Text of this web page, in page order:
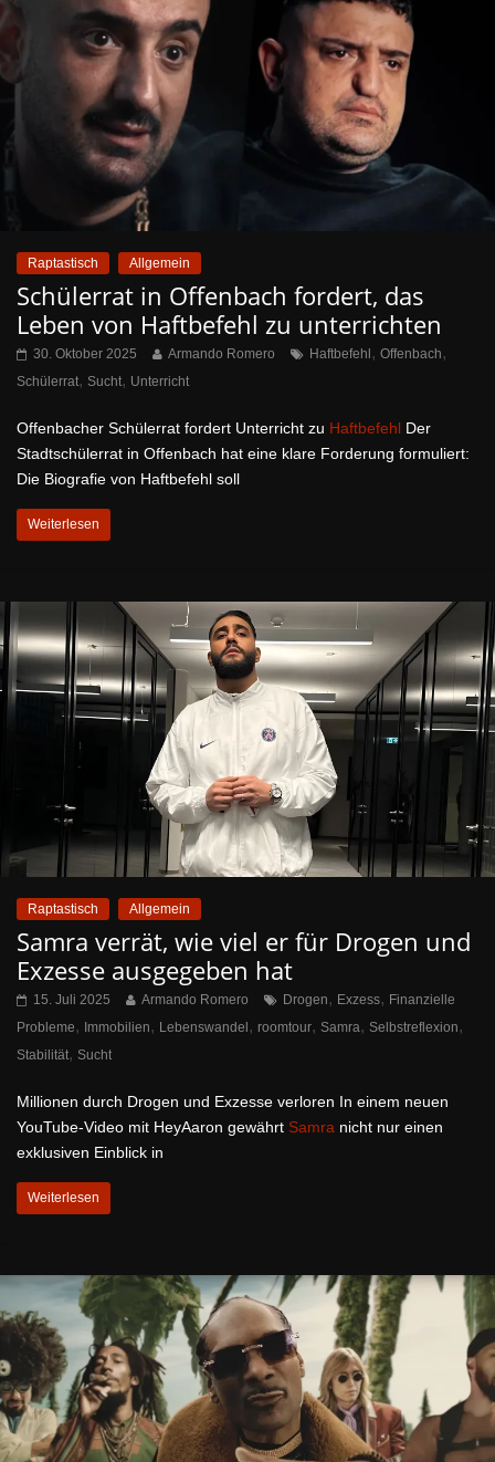
Raptastisch Allgemein
Schülerrat in Offenbach fordert, das
Leben von Haftbefehl zu unterrichten
30. Oktober 2025 Armando Romero Haftbefehl, Offenbach,
Schülerrat, Sucht, Unterricht
Offenbacher Schülerrat fordert Unterricht zu Haftbefehl Der
Stadtschülerrat in Offenbach hat eine klare Forderung formuliert:
Die Biografie von Haftbefehl soll
Weiterlesen
Raptastisch Allgemein
Samra verrät, wie viel er für Drogen und
Exzesse ausgegeben hat
15. Juli 2025 Armando Romero Drogen, Exzess, Finanzielle
Probleme, Immobilien, Lebenswandel, roomtour, Samra, Selbstreflexion,
Stabilität, Sucht
Millionen durch Drogen und Exzesse verloren In einem neuen
YouTube-Video mit HeyAaron gewährt Samra nicht nur einen
exklusiven Einblick in
Weiterlesen